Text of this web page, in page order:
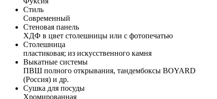
Стиль
Современный
Стеновая панель
ХДФ в цвет столешницы или с фотопечатью
Столешница
пластиковая; из искусственного камня
Выкатные системы
ПВШ полного открывания, тандембоксы BOYARD
(Россия) и др.
Сушка для посуды
Хромированная